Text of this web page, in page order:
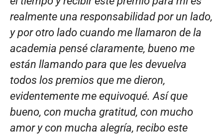
realmente una responsabilidad por un lado,
y por otro lado cuando me llamaron de la
academia pensé claramente, bueno me
están llamando para que les devuelva
todos los premios que me dieron,
evidentemente me equivoqué. Así que
bueno, con mucha gratitud, con mucho
amor y con mucha alegría, recibo este